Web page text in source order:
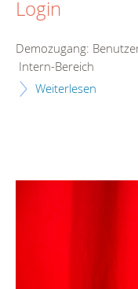
Login
Demozugang:
Intern-Bereich
Weiterlesen